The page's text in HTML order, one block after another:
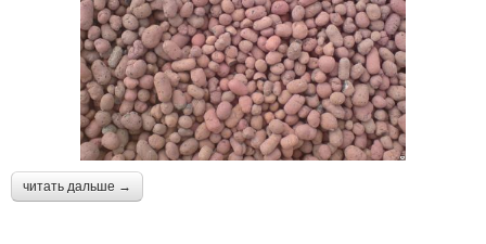
читать дальше →